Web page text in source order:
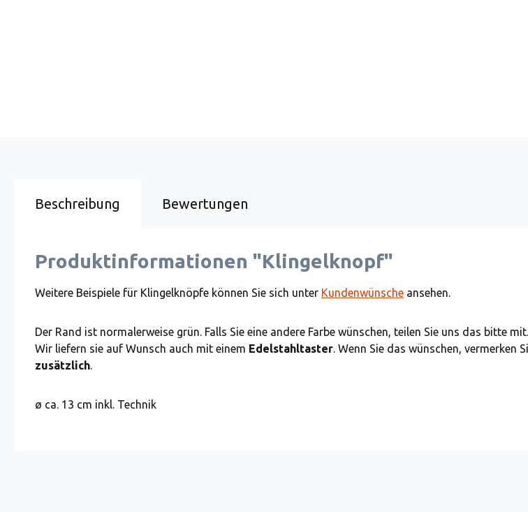
Beschreibung Bewertungen
Produktinformationen "Klingelknopf"
Weitere Beispiele für Klingelknöpfe können Sie sich unter Kundenwünsche ansehen.
Der Rand ist normalerweise grün. Falls Sie eine andere Farbe wünschen, teilen Sie uns das bitte
Wir liefern sie auf Wunsch auch mit einem Edelstahltaster. Wenn Sie das wünschen, vermerken
zusätzlich.
ø ca. 13 cm inkl. Technik